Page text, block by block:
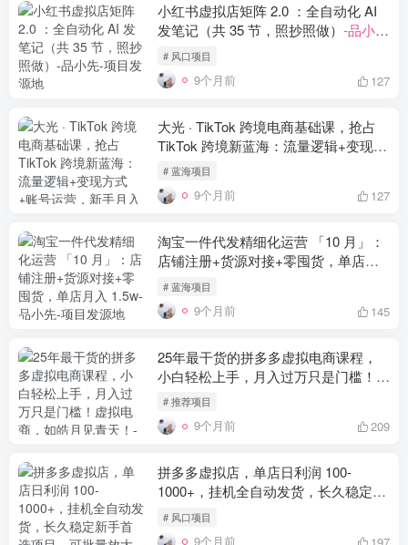
小红书虚拟店矩阵 2.0 ：全自动化 AI
发笔记（共 35 节，照抄照做） -品小先
项目发源地
# 风口项目
9个月前 127
大光 · TikTok 跨境电商基础课，抢占
TikTok 跨境新蓝海：流量逻辑+变现方
式+账号运营，新手月入 1 万+
项目发源地
# 蓝海项目
9个月前 127
淘宝一件代发精细化运营 「10 月」：
店铺注册+货源对接+零囤货，单店月
入 1.5w-品小先项目发源地
# 蓝海项目
9个月前 145
25年最干货的拼多多虚拟电商课程，
小白轻松上手，月入过万只是门槛！虚
拟电商，如皓月见青天！
发源地
# 推荐项目
9个月前 209
拼多多虚拟店，单店日利润 100-
1000+，挂机全自动发货，长久稳定新
手首选项目，可批量放大操作
项目发源地
# 风口项目
9个月前